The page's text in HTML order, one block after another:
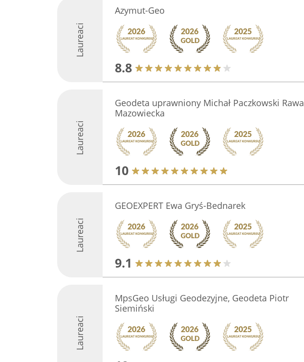
Laureaci
Azymut-Geo
8.8
Laureaci
Geodeta uprawniony Michał Paczkowski Rawa
Mazowiecka
10
Laureaci
GEOEXPERT Ewa Gryś-Bednarek
9.1
Laureaci
MpsGeo Usługi Geodezyjne, Geodeta Piotr
Siemiński